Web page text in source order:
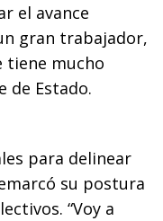
el avance
gran trabajador,
tiene mucho
de Estado.
para delinear
su postura
“Voy a